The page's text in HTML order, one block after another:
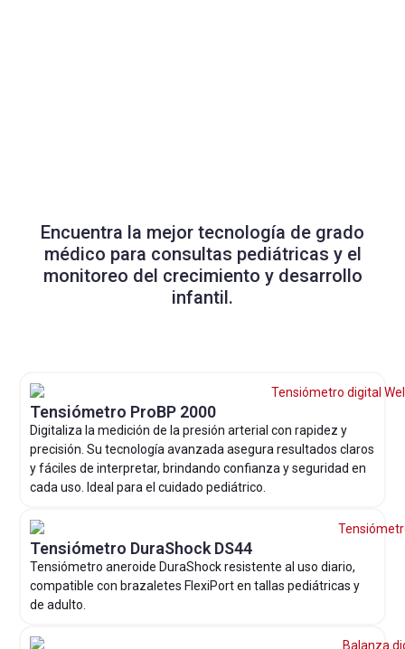
Encuentra la mejor tecnología de grado
médico para consultas pediátricas y el
monitoreo del crecimiento y desarrollo
infantil.
Tensiómetro ProBP 2000
Digitaliza la medición de la presión arterial con rapidez y
precisión. Su tecnología avanzada asegura resultados claros
y fáciles de interpretar, brindando confianza y seguridad en
cada uso. Ideal para el cuidado pediátrico.
Tensiómetro DuraShock DS44
Tensiómetro aneroide DuraShock resistente al uso diario,
compatible con brazaletes FlexiPort en tallas pediátricas y
de adulto.